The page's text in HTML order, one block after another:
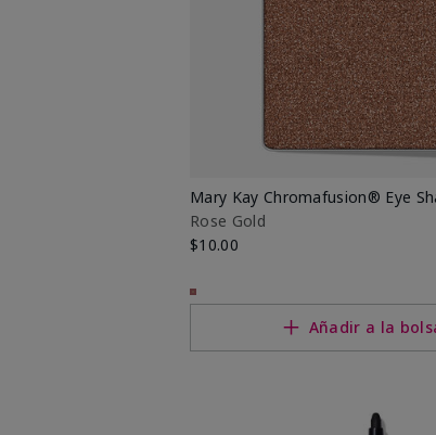
Mary Kay Chromafusion® Eye
Rose Gold
$10.00
Añadir a la